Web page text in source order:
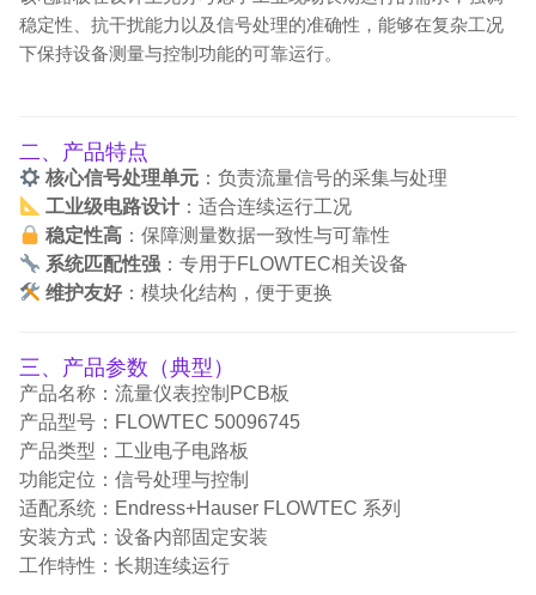
稳定性、抗干扰能力以及信号处理的准确性，能够在复杂工况
下保持设备测量与控制功能的可靠运行。
二、产品特点
核心信号处理单元 ：负责流量信号的采集与处理
工业级电路设计 ：适合连续运行工况
稳定性高 ：保障测量数据一致性与可靠性
系统匹配性强 ：专用于FLOWTEC相关设备
维护友好：模块化结构，便于更换
三、产品参数（典型）
产品名称：流量仪表控制PCB板
产品型号：FLOWTEC 50096745
产品类型：工业电子电路板
功能定位：信号处理与控制
适配系统：Endress+Hauser FLOWTEC 系列
安装方式：设备内部固定安装
工作特性：长期连续运行